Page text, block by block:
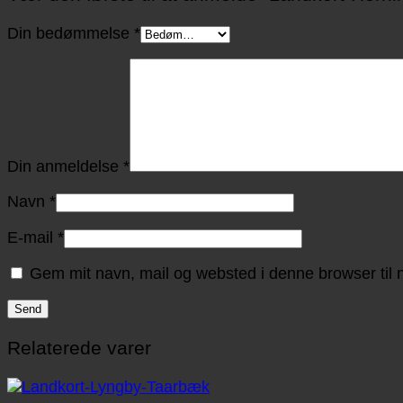
Din bedømmelse *
Din anmeldelse *
Navn *
E-mail *
Gem mit navn, mail og websted i denne browser til
Relaterede varer